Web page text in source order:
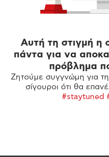
Αυτή τη στιγμή η
πάντα για να
πρόβλημα
Ζητούμε συγγνώμη για
σίγουροι ότι θα
#staytuned